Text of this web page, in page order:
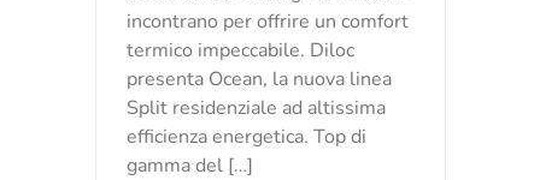
incontrano per offrire un comfort
termico impeccabile. Diloc
presenta Ocean, la nuova linea
Split residenziale ad altissima
efficienza energetica. Top di
gamma del […]